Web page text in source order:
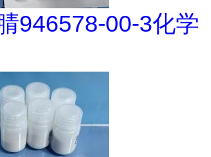
946578-00-3化学